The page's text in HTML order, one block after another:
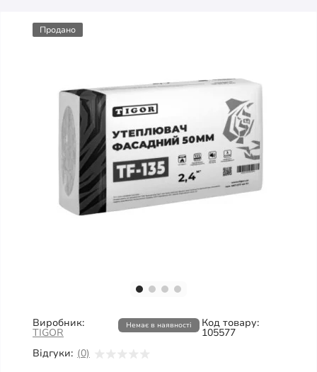
Продано
Виробник:
TIGOR
Код товару:
105577
Відгуки: (0)
Немає в наявності